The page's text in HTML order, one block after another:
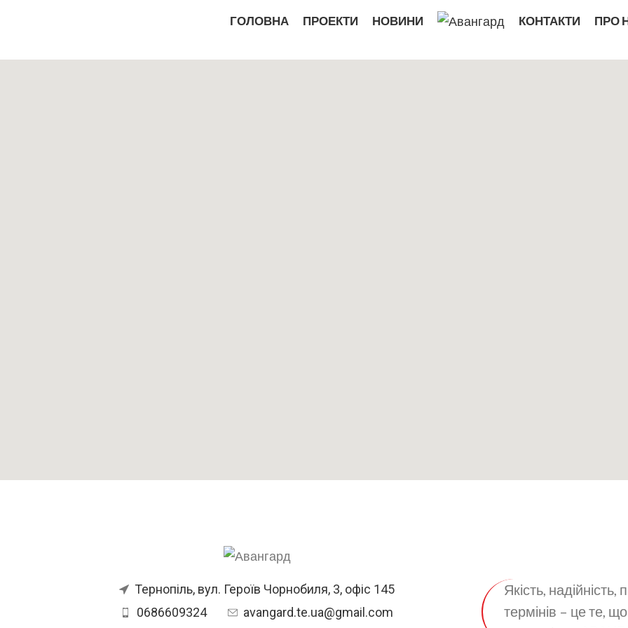
ГОЛОВНА ПРОЕКТИ НОВИНИ КОНТАКТИ ПРО
ПИТАННЯ ЩО ЧАСТО ЗАДАЮТЬСЯ ЗАЛИШИЛИСЯ
Ваше Ім'я
Тернопіль, вул. Героїв Чорнобиля, 3, офіс 145
0686609324
avangard.te.ua@gmail.com
Якість, надійність,
термінів – це те,